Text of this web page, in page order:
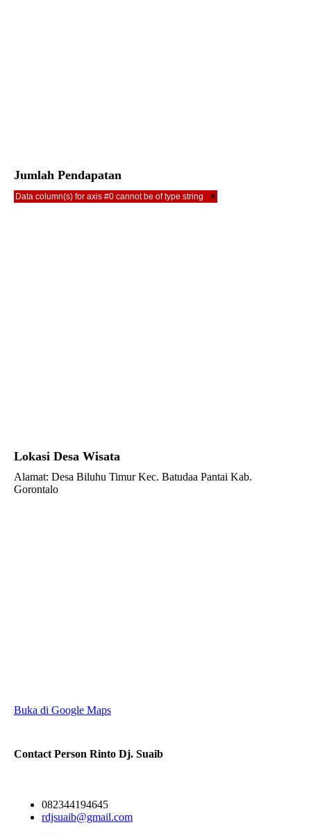
Jumlah Pendapatan
Data column(s) for axis #0 cannot be of type string ×
Lokasi Desa Wisata
Alamat: Desa Biluhu Timur Kec. Batudaa Pantai Kab.
Gorontalo
Buka di Google Maps
Contact Person Rinto Dj. Suaib
082344194645
rdjsuaib@gmail.com